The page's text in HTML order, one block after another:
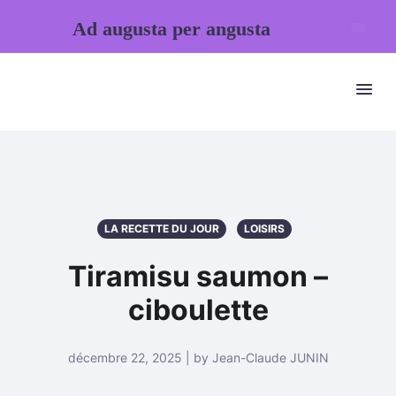
LA RECETTE DU JOUR LOISIRS
Tiramisu saumon –
ciboulette
décembre 22, 2025 | by Jean-Claude JUNIN
Ad augusta per angusta